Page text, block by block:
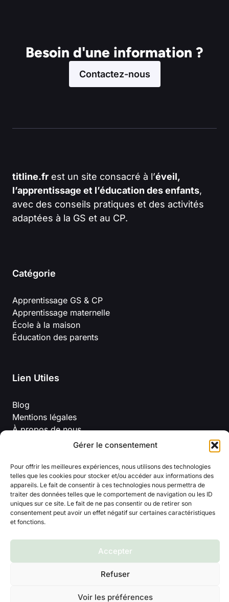
Gérer le consentement
Pour offrir les meilleures expériences, nous utilisons des technologies
telles que les cookies pour stocker et/ou accéder aux informations des
appareils. Le fait de consentir à ces technologies nous permettra de
traiter des données telles que le comportement de navigation ou les ID
uniques sur ce site. Le fait de ne pas consentir ou de retirer son
consentement peut avoir un effet négatif sur certaines caractéristiques
et fonctions.
Accepter
Refuser
Voir les préférences
Besoin d'une information ?
Contactez-nous
titline.fr est un site consacré à l’éveil,
l’apprentissage et l’éducation des enfants,
avec des conseils pratiques et des activités
adaptées à la GS et au CP.
Catégorie
Apprentissage GS & CP
Apprentissage maternelle
École à la maison
Éducation des parents
Lien Utiles
Blog
Mentions légales
À propos de nous
Politique de confidentialité